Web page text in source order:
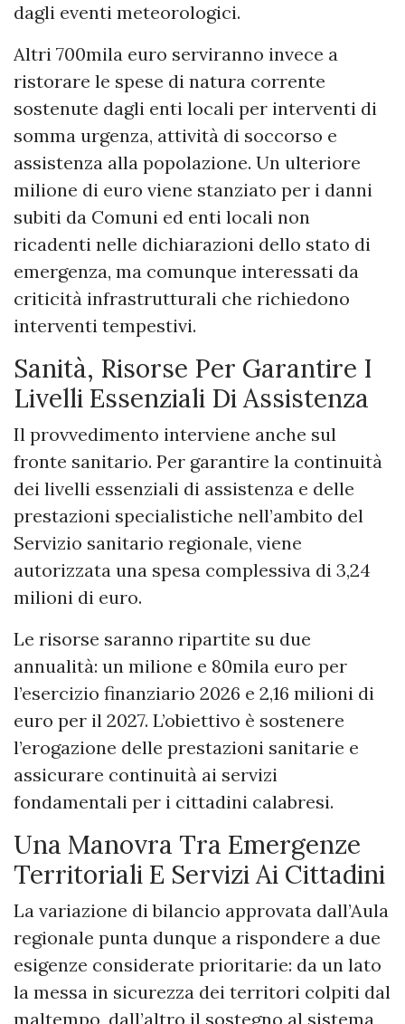
dagli eventi meteorologici.
Altri 700mila euro serviranno invece a
ristorare le spese di natura corrente
sostenute dagli enti locali per interventi di
somma urgenza, attività di soccorso e
assistenza alla popolazione. Un ulteriore
milione di euro viene stanziato per i danni
subiti da Comuni ed enti locali non
ricadenti nelle dichiarazioni dello stato di
emergenza, ma comunque interessati da
criticità infrastrutturali che richiedono
interventi tempestivi.
Sanità, Risorse Per Garantire I
Livelli Essenziali Di Assistenza
Il provvedimento interviene anche sul
fronte sanitario. Per garantire la continuità
dei livelli essenziali di assistenza e delle
prestazioni specialistiche nell’ambito del
Servizio sanitario regionale, viene
autorizzata una spesa complessiva di 3,24
milioni di euro.
Le risorse saranno ripartite su due
annualità: un milione e 80mila euro per
l’esercizio finanziario 2026 e 2,16 milioni di
euro per il 2027. L’obiettivo è sostenere
l’erogazione delle prestazioni sanitarie e
assicurare continuità ai servizi
fondamentali per i cittadini calabresi.
Una Manovra Tra Emergenze
Territoriali E Servizi Ai Cittadini
La variazione di bilancio approvata dall’Aula
regionale punta dunque a rispondere a due
esigenze considerate prioritarie: da un lato
la messa in sicurezza dei territori colpiti dal
maltempo, dall’altro il sostegno al sistema